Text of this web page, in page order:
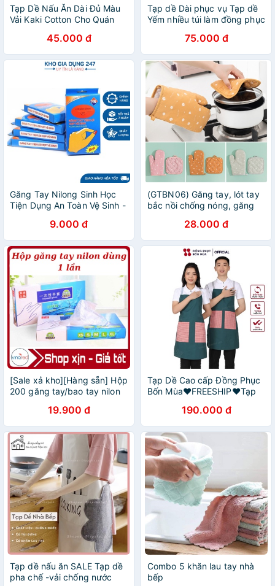
Tạp Dề Nấu Ăn Dài Đủ Màu
Vải Kaki Cotton Cho Quán
45.000 đ
Tạp dề Dài phục vụ Tạp dề
Yếm nhiều túi làm đồng phục
75.000 đ
Găng Tay Nilong Sinh Học
Tiện Dụng An Toàn Vệ Sinh -
9.000 đ
(GTBN06) Găng tay, lót tay
bắc nồi chống nóng, găng
28.000 đ
[Sale xả kho][Hàng sẵn] Hộp
200 găng tay/bao tay nilon
19.900 đ
Tạp Dề Cao cấp Đồng Phục
Bốn Mùa❤️FREESHIP❤️Tạp
giành cho nam và nữ sẵn
hàng kèm video
190.000 đ
Tạp dề nấu ăn SALE Tạp dề
pha chế -vải chống nước
Combo 5 khăn lau tay nhà
bếp